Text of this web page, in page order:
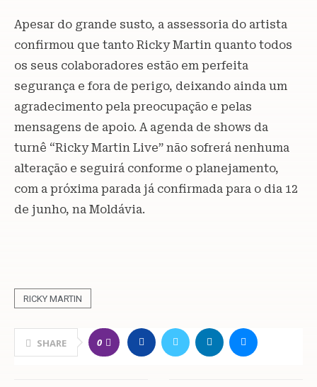
Apesar do grande susto, a assessoria do artista
confirmou que tanto Ricky Martin quanto todos
os seus colaboradores estão em perfeita
segurança e fora de perigo, deixando ainda um
agradecimento pela preocupação e pelas
mensagens de apoio. A agenda de shows da
turnê “Ricky Martin Live” não sofrerá nenhuma
alteração e seguirá conforme o planejamento,
com a próxima parada já confirmada para o dia 12
de junho, na Moldávia.
RICKY MARTIN
SHARE 0